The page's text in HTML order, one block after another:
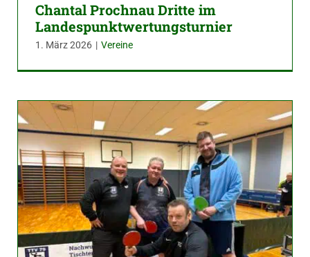
Chantal Prochnau Dritte im
Landespunktwertungsturnier
1. März 2026 | Vereine